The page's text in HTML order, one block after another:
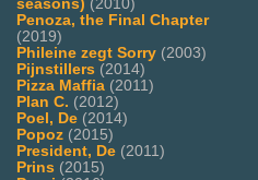
seasons) (2010)
Penoza, the Final Chapter
(2019)
Phileine zegt Sorry (2003)
Pijnstillers (2014)
Pizza Maffia (2011)
Plan C. (2012)
Poel, De (2014)
Popoz (2015)
President, De (2011)
Prins (2015)